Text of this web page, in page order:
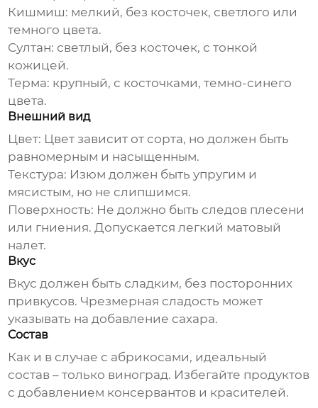
Кишмиш: мелкий, без косточек, светлого или
темного цвета.
Султан: светлый, без косточек, с тонкой
кожицей.
Терма: крупный, с косточками, темно-синего
цвета.
Внешний вид
Цвет: Цвет зависит от сорта, но должен быть
равномерным и насыщенным.
Текстура: Изюм должен быть упругим и
мясистым, но не слипшимся.
Поверхность: Не должно быть следов плесени
или гниения. Допускается легкий матовый
налет.
Вкус
Вкус должен быть сладким, без посторонних
привкусов. Чрезмерная сладость может
указывать на добавление сахара.
Состав
Как и в случае с абрикосами, идеальный
состав – только виноград. Избегайте продуктов
с добавлением консервантов и красителей.